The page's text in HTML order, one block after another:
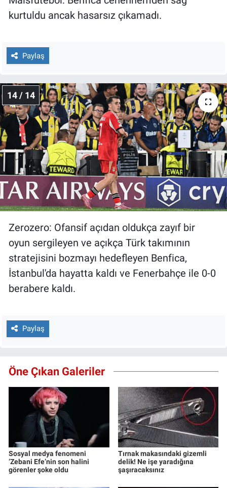
kurtuldu ancak hasarsız çıkamadı.
Paylaş
14 / 14
Zerozero: Ofansif açıdan oldukça zayıf bir
oyun sergileyen ve açıkça Türk takımının
stratejisini bozmayı hedefleyen Benfica,
İstanbul'da hayatta kaldı ve Fenerbahçe ile 0-0
berabere kaldı.
Paylaş
Öne Çıkan Galeriler
Sosyal medya fenomeni
‘Zebani Efe’nin son halini
görenler şoke oldu
Tırnak makasındaki gizemli
delik! Ne işe yaradığına
şaşıracaksınız